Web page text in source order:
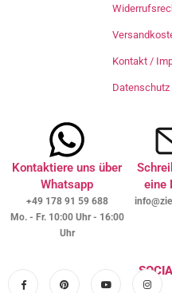
Kontakt /
Datenschutz
Kontaktiere uns über
Whatsapp
+49 178 91 59 688
Mo. - Fr. 10:00 Uhr - 16:00
Uhr
eine